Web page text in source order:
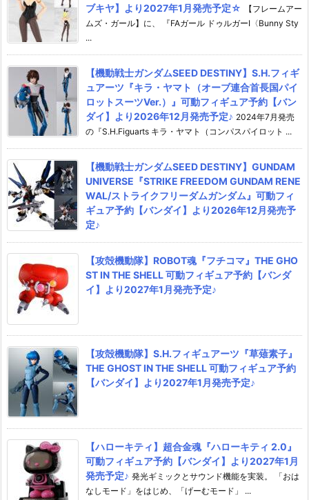
ブキヤ】より2027年1月発売予定☆
【フレームアー
ムズ・ガール】に、 『FAガール ドゥルガーI〈Bunny Sty
...
【機動戦士ガンダムSEED DESTINY】S.H.フィギ
ュアーツ『キラ・ヤマト（オーブ連合首長国パイ
ロットスーツVer.）』可動フィギュア予約【バン
ダイ】より2026年12月発売予定♪ 2024年7月発売
の『S.H.Figuarts キラ・ヤマト（コンパスパイロット ...
【機動戦士ガンダムSEED DESTINY】GUNDAM
UNIVERSE『STRIKE FREEDOM GUNDAM RENE
WAL/ストライクフリーダムガンダム』可動フィ
ギュア予約【バンダイ】より2026年12月発売予
定♪
【攻殻機動隊】ROBOT魂『フチコマ』THE GHO
ST IN THE SHELL 可動フィギュア予約【バンダ
イ】より2027年1月発売予定♪
【攻殻機動隊】S.H.フィギュアーツ『草薙素子』
THE GHOST IN THE SHELL 可動フィギュア予約
【バンダイ】より2027年1月発売予定♪
【ハローキティ】超合金魂『ハローキティ 2.0』
可動フィギュア予約【バンダイ】より2027年1月
発売予定♪ 発光ギミックとサウンド機能を実装。 「おは
なしモード」をはじめ、「げーむモード」 ...